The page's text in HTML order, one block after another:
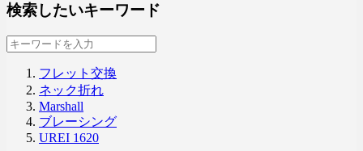
検索したいキーワード
フレット交換
ネック折れ
Marshall
ブレーシング
UREI 1620